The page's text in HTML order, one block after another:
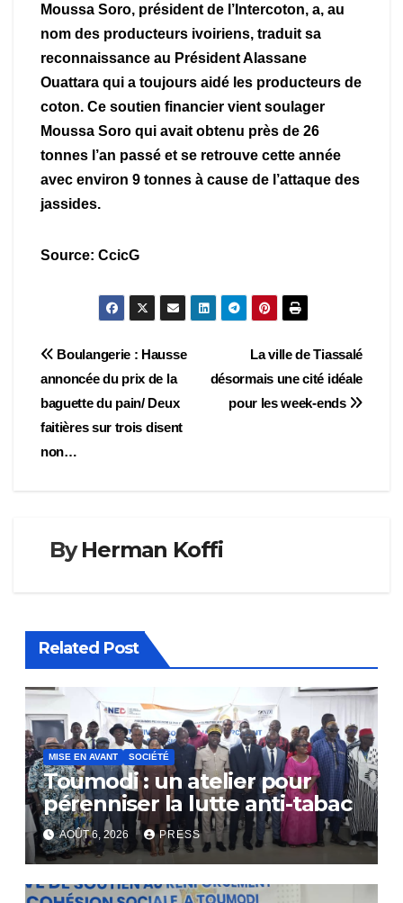
Moussa Soro, président de l’Intercoton, a, au
nom des producteurs ivoiriens, traduit sa
reconnaissance au Président Alassane
Ouattara qui a toujours aidé les producteurs de
coton. Ce soutien financier vient soulager
Moussa Soro qui avait obtenu près de 26
tonnes l’an passé et se retrouve cette année
avec environ 9 tonnes à cause de l’attaque des
jassides.
Source: CcicG
Navigation
de
l’article
La ville de Tiassalé
désormais une cité idéale
pour les week-ends
Boulangerie : Hausse
annoncée du prix de la
baguette du pain/ Deux
faitières sur trois disent
non…
ByHerman Koffi
Related Post
MISE EN AVANT SOCIÉTÉ
Toumodi : un atelier pour
pérenniser la lutte anti-tabac
AOÛT 6, 2026 PRESS